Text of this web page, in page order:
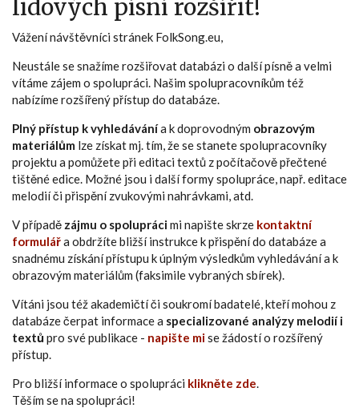
lidových písní rozšířit!
Vážení návštěvníci stránek FolkSong.eu,
Neustále se snažíme rozšiřovat databázi o další písně a velmi
vítáme zájem o spolupráci. Našim spolupracovníkům též
nabízíme rozšířený přístup do databáze.
Plný přístup k vyhledávánía k doprovodným obrazovým
materiálům lze získat mj. tím, že se stanete spolupracovníky
projektu a pomůžete při editaci textů z počítačově přečtené
tištěné edice. Možné jsou i další formy spolupráce, např. editace
melodií či přispění zvukovými nahrávkami, atd.
V případě zájmu o spoluprácimi napište skrze kontaktní
formulářa obdržíte bližší instrukce k přispění do databáze a
snadnému získání přístupu k úplným výsledkům vyhledávání a k
obrazovým materiálům (faksimile vybraných sbírek).
Vítáni jsou též akademičtí či soukromí badatelé, kteří mohou z
databáze čerpat informace a specializované analýzy melodií i
textůpro své publikace - napište mise žádostí o rozšířený
přístup.
Pro bližší informace o spolupráci klikněte zde
Těším se na spolupráci!